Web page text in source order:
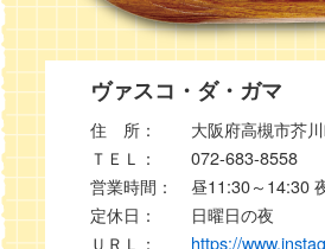
ヴァスコ・ダ・ガマ
住 所：
大阪府高槻市芥
ＴＥＬ：
072-683-8558
営業時間：
昼11:30～14:30
定休日：
日曜日の夜
ＵＲＬ：
https://